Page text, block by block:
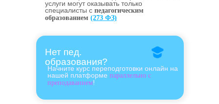
услуги могут оказывать только
специалисты с педагогическим
образованием (273 ФЗ)
Начните курс переподготовки онлайн на
нашей платформе параллельно с
преподаванием!
Нет пед.
образования?
Нас выбрали 10 000+